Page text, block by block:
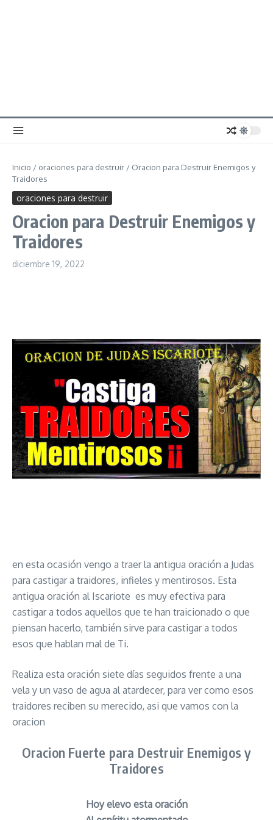
Inicio / oraciones para destruir / Oracion para Destruir Enemigos y
Traidores
oraciones para destruir
Oracion para Destruir Enemigos y
Traidores
diciembre 19, 2022
en esta ocasión vengo a traer la antigua oración a Judas
para castigar a traidores, infieles y mentirosos. Esta
antigua oración al Iscariote es muy efectiva para
castigar a todos aquellos que te han traicionado o que
piensan hacerlo, también sirve para castigar a todos
esos que hablan mal de Ti.
Realiza esta oración siete días seguidos frente a una
vela y un vaso de agua al atardecer, para ver como esos
traidores reciben su merecido, asi que vamos con la
oracion
Oracion Fuerte para Destruir Enemigos y
Traidores
Hoy elevo esta oración